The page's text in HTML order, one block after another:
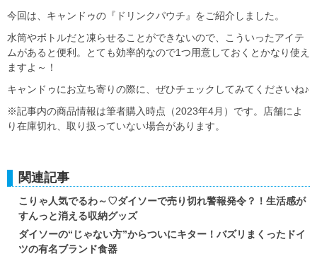
今回は、キャンドゥの『ドリンクパウチ』をご紹介しました。
水筒やボトルだと凍らせることができないので、こういったアイテ
ムがあると便利。とても効率的なので1つ用意しておくとかなり使え
ますよ～！
キャンドゥにお立ち寄りの際に、ぜひチェックしてみてくださいね♪
※記事内の商品情報は筆者購入時点（2023年4月）です。店舗によ
り在庫切れ、取り扱っていない場合があります。
関連記事
こりゃ人気でるわ～♡ダイソーで売り切れ警報発令？！生活感が
すんっと消える収納グッズ
ダイソーの“じゃない方”からついにキター！バズリまくったドイ
ツの有名ブランド食器